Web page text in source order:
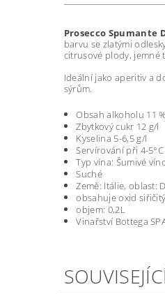
Prosecco Spumante
barvu se zlatými
citrusové plody, jemné
Ideální jako aperitiv a
sýrům.
Obsah alkoholu 11 %
Zbytkový cukr 12 g/l
Kyselina 5-6,5 g/l
Servírování při 4-5°C
Typ vína: Šumivé
Suché
Země: Itálie, oblast:
obsahuje oxid siřičitý
objem: 0,2L
Vinařství Bottega